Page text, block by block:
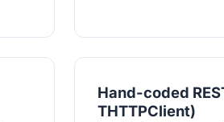
Hand-coded
THTTPClient)